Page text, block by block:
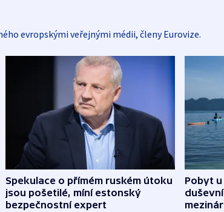
evropskými veřejnými médii, členy Eurovize.
Spekulace o přímém ruském útoku
jsou pošetilé, míní estonský
bezpečnostní expert
Pobyt